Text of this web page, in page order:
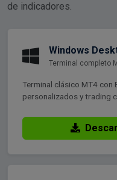
de indicadores.
Windows
Terminal completo
Terminal clásico MT4
personalizados y trading